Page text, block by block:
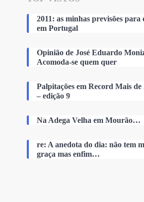
2011: as minhas previsões para
em Portugal
Opinião de José Eduardo
Acomoda-se quem quer
Palpitações em Record Mais de
– edição 9
Na Adega Velha em Mourão…
re: A anedota do dia: não tem
graça mas enfim…